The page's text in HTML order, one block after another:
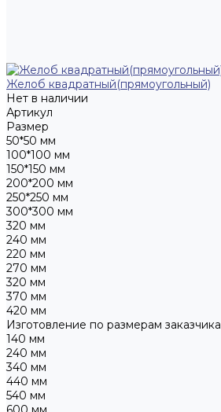
Желоб квадратный(прямоугольный)
Нет в наличии
Артикул
Размер
50*50 мм
100*100 мм
150*150 мм
200*200 мм
250*250 мм
300*300 мм
320 мм
240 мм
220 мм
270 мм
320 мм
370 мм
420 мм
Изготовление по размерам заказчика
140 мм
240 мм
340 мм
440 мм
540 мм